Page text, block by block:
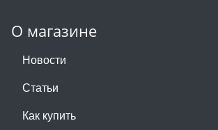
О магазине
Новости
Статьи
Как купить